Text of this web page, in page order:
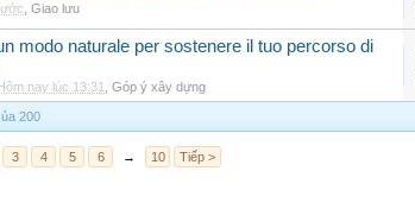
Giao lưu
modo naturale per sostenere il tuo percorso di
nay lúc 13:31 Góp ý xây dựng
200
3 4 5 6 → 10 Tiếp >